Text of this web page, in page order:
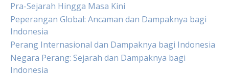
Pra-Sejarah Hingga Masa Kini
Peperangan Global: Ancaman dan Dampaknya bagi
Indonesia
Perang Internasional dan Dampaknya bagi Indonesia
Negara Perang: Sejarah dan Dampaknya bagi
Indonesia